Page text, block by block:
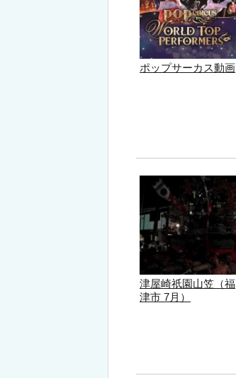
ポップサーカス動画
津屋崎祇園山笠（福
津市 7月）